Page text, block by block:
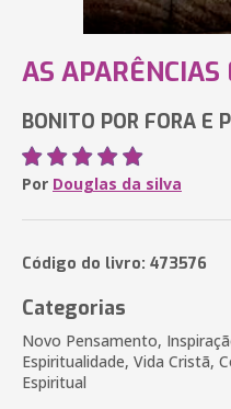
AS
BONITO POR FORA E
Por Douglas da silva
Código do livro: 473576
Categorias
Novo Pensamento,
Espiritualidade, Vida Cristã,
Espiritual